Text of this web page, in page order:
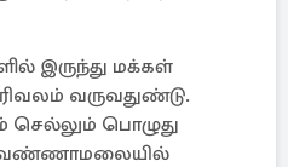
இருந்து மக்கள்
வருவதுண்டு.
செல்லும் பொழுது